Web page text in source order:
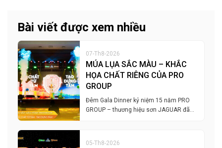
Bài viết được xem nhiều
07-Th8-2026
MÚA LỤA SẮC MÀU – KHẮC
HỌA CHẤT RIÊNG CỦA PRO
GROUP
Đêm Gala Dinner kỷ niệm 15 năm PRO
GROUP – thương hiệu sơn JAGUAR đã…
05-Th8-2026